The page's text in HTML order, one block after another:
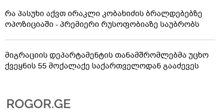
რა პასუხი აქვთ ირაკლი კობახიძის ბრალდებებზე
ოპოზიციაში - პრემიერი რუსოფობიაზე საუბრობს
მიგრაციის დეპარტამენტის თანამშრომლებმა უცხო
ქვეყნის 55 მოქალაქე საქართველოდან გააძევეს